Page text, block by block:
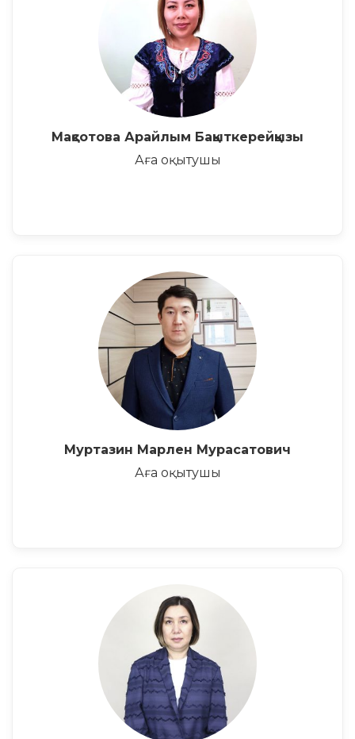
Мақсотова Арайлым Бақыткерейқызы
Аға оқытушы
Муртазин Марлен Мурасатович
Аға оқытушы